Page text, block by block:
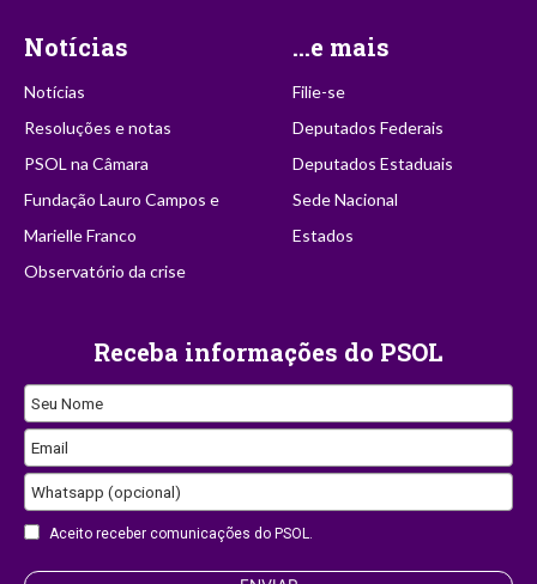
Notícias
Notícias
Resoluções e notas
PSOL na Câmara
Fundação Lauro Campos e
Marielle Franco
Observatório da crise
...e mais
Filie-se
Deputados Federais
Deputados Estaduais
Sede Nacional
Estados
Receba informações do PSOL
Seu Nome
Email
Whatsapp (opcional)
EmailAceito receber comunicações do PSOL.